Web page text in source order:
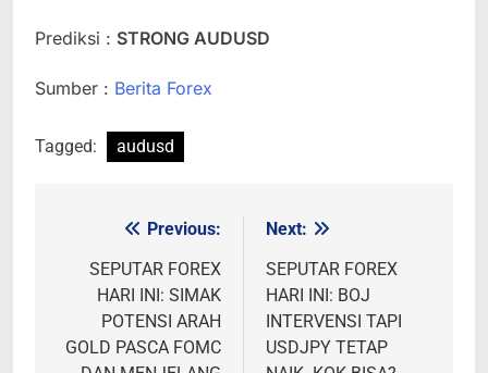
Prediksi : STRONG AUDUSD
Sumber : Berita Forex
Tagged: audusd
navigation
Previous:
SEPUTAR FOREX
HARI INI: SIMAK
POTENSI ARAH
GOLD PASCA FOMC
Next:
SEPUTAR FOREX
HARI INI: BOJ
INTERVENSI TAPI
USDJPY TETAP